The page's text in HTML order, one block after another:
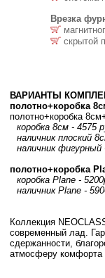
Врезка
скрытой
ВАРИАНТЫ
полотно+коробка
полотно+коробка
коробка 8см - 4575
наличник плоский
наличник фигурный
полотно+коробка
коробка Plane -
наличник Plane -
Коллекция
современный лад.
сдержанности,
атмосферу комфорта